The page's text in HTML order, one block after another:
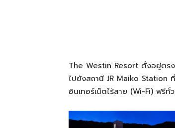
The Westin Resort ตั้งอยู่ตรง
ไปยังสถานี JR Maiko Station
อินเทอร์เน็ตไร้สาย (Wi-Fi) ฟรีทั่